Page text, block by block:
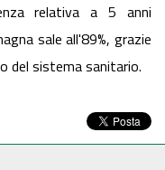
relativa a 5 anni
sale all'89%, grazie
del sistema sanitario.